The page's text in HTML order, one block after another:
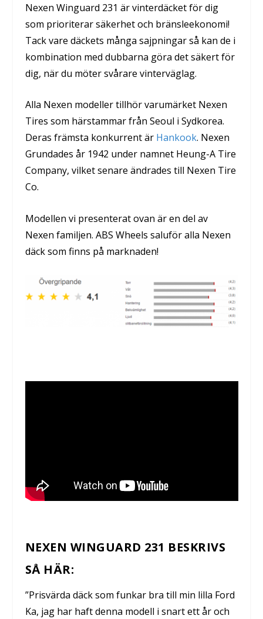
Nexen Winguard 231 är vinterdäcket för dig
som prioriterar säkerhet och bränsleekonomi!
Tack vare däckets många sajpningar så kan de i
kombination med dubbarna göra det säkert för
dig, när du möter svårare vinterväglag.
Alla Nexen modeller tillhör varumärket Nexen
Tires som härstammar från Seoul i Sydkorea.
Deras främsta konkurrent är Hankook. Nexen
Grundades år 1942 under namnet Heung-A Tire
Company, vilket senare ändrades till Nexen Tire
Co.
Modellen vi presenterat ovan är en del av
Nexen familjen. ABS Wheels saluför alla Nexen
däck som finns på marknaden!
NEXEN WINGUARD 231 BESKRIVS
SÅ HÄR:
”Prisvärda däck som funkar bra till min lilla Ford
Ka, jag har haft denna modell i snart ett år och